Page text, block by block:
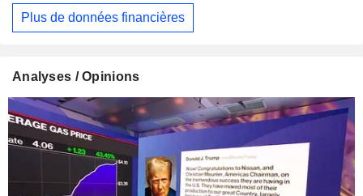
Plus de données financières
Analyses / Opinions